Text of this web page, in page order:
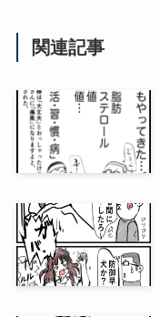
関連記事